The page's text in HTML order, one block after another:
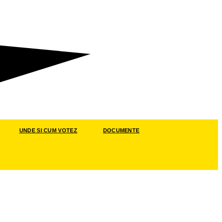
UNDE SI CUM VOTEZ DOCUMENTE